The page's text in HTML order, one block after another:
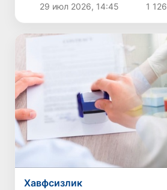
29 июл 2026, 14:45 1 126
Хавфсизлик